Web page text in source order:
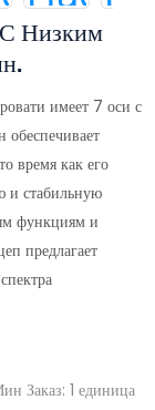
Низким
имеет 7 оси с
время как его
и стабильную
функциям и
предлагает
Заказ: 1 единица